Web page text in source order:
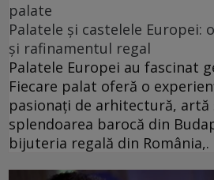
palate
Palatele și castelele Europei:
și rafinamentul regal
Palatele Europei au fascinat
Fiecare palat oferă o
pasionați de arhitectură, artă
splendoarea barocă din
bijuteria regală din România,.